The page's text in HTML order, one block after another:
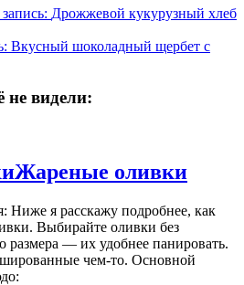
Дрожжевой кукурузный хлеб
Вкусный шоколадный щербет с
не видели:
Жареные оливки
Ниже я расскажу подробнее, как
Выбирайте оливки без
размера — их удобнее панировать.
чем-то. Основной